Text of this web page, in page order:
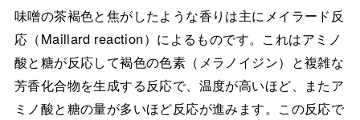
味噌の茶褐色と焦がしたような香りは主にメイラード反
応（Maillard reaction）によるものです。これはアミノ
酸と糖が反応して褐色の色素（メラノイジン）と複雑な
芳香化合物を生成する反応で、温度が高いほど、またア
ミノ酸と糖の量が多いほど反応が進みます。この反応で